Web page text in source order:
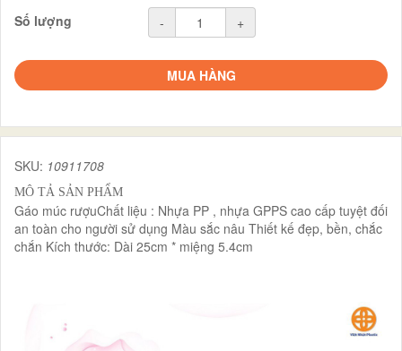
Số lượng - +
MUA HÀNG
SKU: 10911708
MÔ TẢ SẢN PHẨM
Gáo múc rượuChất liệu : Nhựa PP , nhựa GPPS cao cấp tuyệt đối
an toàn cho người sử dụng Màu sắc nâu Thiết kế đẹp, bền, chắc
chắn Kích thước: Dài 25cm * miệng 5.4cm